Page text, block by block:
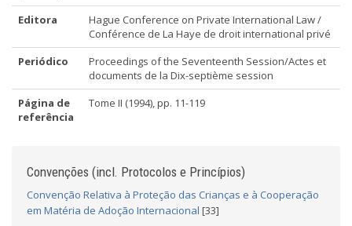
Editora
Hague Conference on Private International Law /
Conférence de La Haye de droit international privé
Periódico
Proceedings of the Seventeenth Session/Actes et
documents de la Dix-septième session
Página de
referência
Tome II (1994), pp. 11-119
Convenções (incl. Protocolos e Princípios)
Convenção Relativa à Proteção das Crianças e à Cooperação
em Matéria de Adoção Internacional [33]